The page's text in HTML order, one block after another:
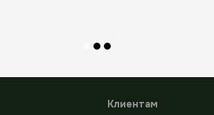
Клиентам